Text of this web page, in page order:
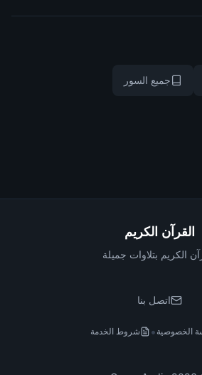
جميع السور
القرآن الكريم
الكريم بتلاوات جميلة
اتصل بنا
الخصوصية • شروط الخدمة